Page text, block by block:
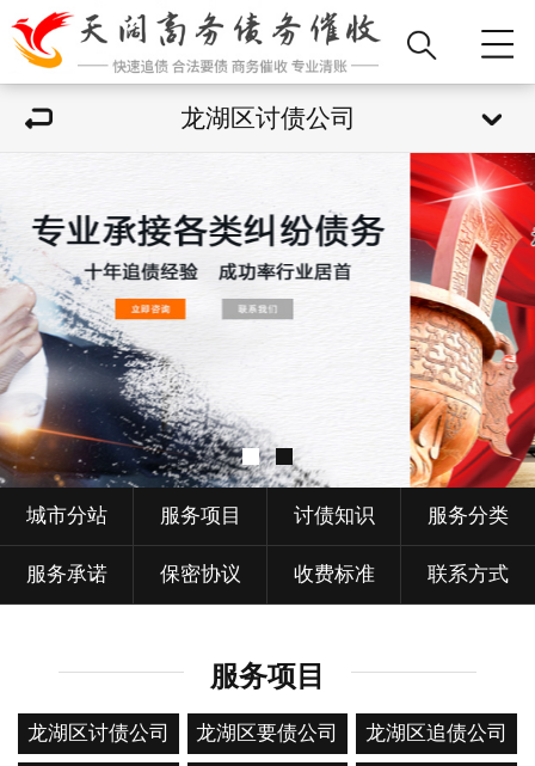
龙湖区讨债公司
城市分站 服务项目 讨债知识 服务分类
服务承诺 保密协议 收费标准 联系方式
服务项目
龙湖区讨债公司 龙湖区要债公司 龙湖区追债公司